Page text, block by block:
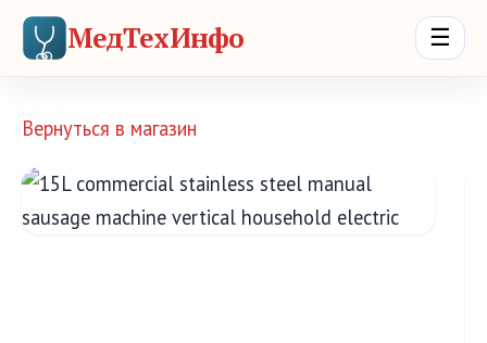
МедТехИнфо ☰
Вернуться в магазин